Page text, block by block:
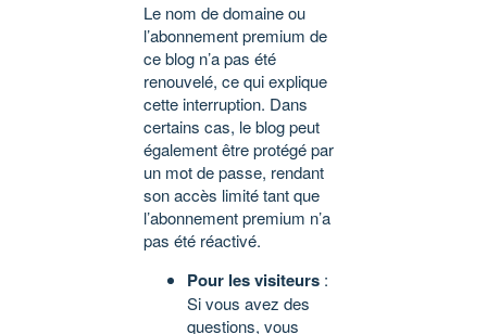
Le nom de domaine ou
l’abonnement premium de
ce blog n’a pas été
renouvelé, ce qui explique
cette interruption. Dans
certains cas, le blog peut
également être protégé par
un mot de passe, rendant
son accès limité tant que
l’abonnement premium n’a
pas été réactivé.
Pour les visiteurs :
Si vous avez des
questions, vous